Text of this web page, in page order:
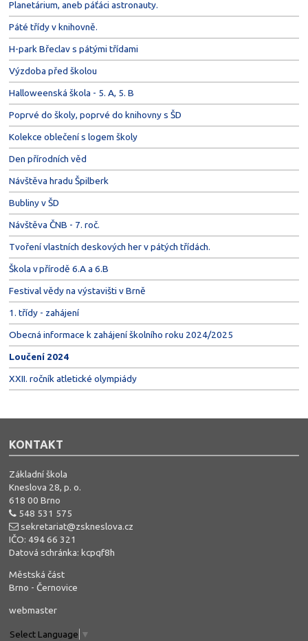
Planetárium, aneb páťáci astronauty.
Páté třídy v knihovně.
H-park Břeclav s pátými třídami
Výzdoba před školou
Halloweenská škola - 5. A, 5. B
Poprvé do školy, poprvé do knihovny s ŠD
Kolekce oblečení s logem školy
Den přírodních věd
Návštěva hradu Špilberk
Bubliny v ŠD
Návštěva ČNB - 7. roč.
Tvoření vlastních deskových her v pátých třídách.
Škola v přírodě 6.A a 6.B
Festival vědy na výstavišti v Brně
1. třídy - zahájení
Obecná informace k zahájení školního roku 2024/2025
Loučení 2024
XXII. ročník atletické olympiády
KONTAKT
Základní škola
Kneslova 28, p. o.
618 00 Brno
548 531 575
sekretariat@zskneslova.cz
IČO: 494 66 321
Datová schránka: kcpqf8h
Městská část
Brno - Černovice
webmaster
Select Language ▼